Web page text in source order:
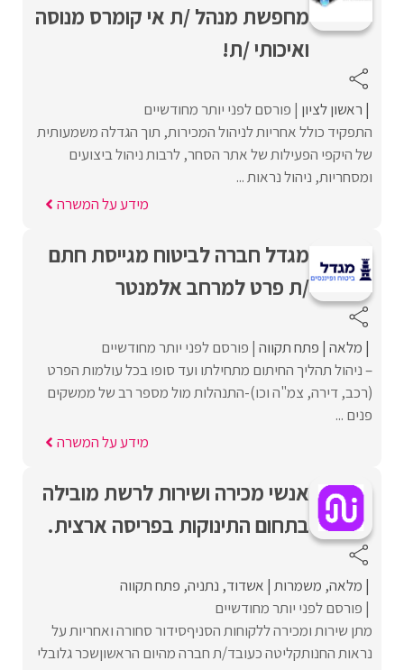
מחפשת מנהל /ת אי קומרס מנוסה
ואיכותי /ת!
ראשון לציון פורסם לפני יותר מחודשיים
התפקיד כולל אחריות לניהול המכירות, תוך הגדלה משמעותית
של היקפי הפעילות של אתר הסחר, לרבות ניהול ביצועים
ומסחריות, ניהול נראות ...
מידע על המשרה
מגדל חברה לביטוח מגייסת חתם
/ת פרט למרחב אלמנטר
מלאה פתח תקווה פורסם לפני יותר מחודשיים
– ניהול תהליך החיתום מתחילתו ועד סופו בכל עולמות הפרט
(רכב, דירה, צמ"ה וכו)-התנהלות מול מספר רב של ממשקים
פנים ...
מידע על המשרה
אנשי מכירה ושירות לרשת מובילה
בתחום התינוקות בפריסה ארצית.
מלאה משמרות אשדוד נתניה פתח תקווה
פורסם לפני יותר מחודשיים
מתן שירות ומכירה ללקוחות הסניףסידור סחורה ואחריות על
נראות החנותקליטה כעובד/ת חברה מהיום הראשוןשכר גלובלי